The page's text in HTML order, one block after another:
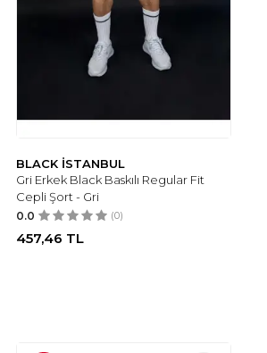
BLACK İSTANBUL
Gri Erkek Black Baskılı Regular Fit
Cepli Şort - Gri
0.0 (0)
457,46 TL